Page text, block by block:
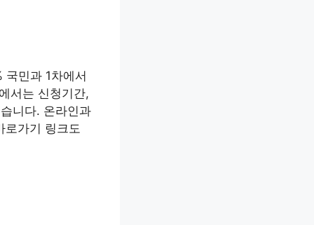
국민과 1차에서
서는 신청기간,
니다. 온라인과
로가기 링크도